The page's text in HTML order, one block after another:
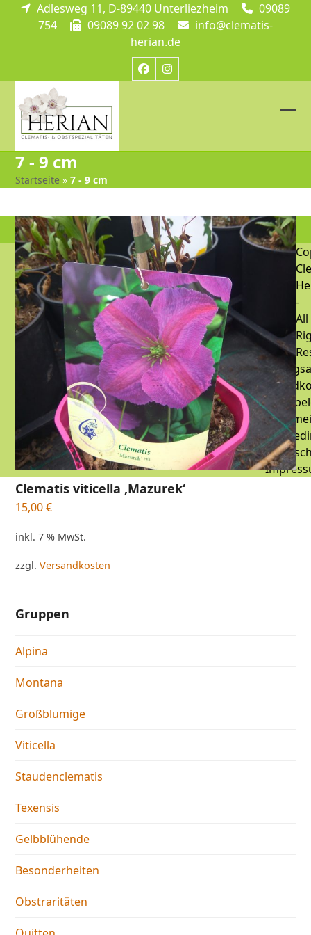
Skip
Adlesweg 11, D-89440 Unterliezheim
09089
754
09089 92 02 98
info@clematis-
herian.de
FacebookInstagram
7 - 9 cm
Startseite »7 - 9 cm
Clematis viticella ‚Mazurek‘
15,00€
inkl. 7 % MwSt.
zzgl.Versandkosten
Gruppen
Alpina
Montana
Großblumige
Viticella
Staudenclematis
Texensis
Gelbblühende
Besonderheiten
Obstraritäten
-
All